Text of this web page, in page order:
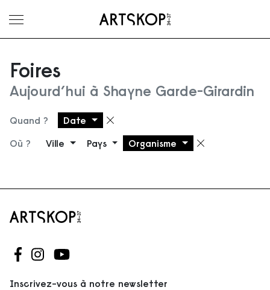
Ouvrir le menu
Foires
Aujourd’hui à Shayne Garde-Girardin
Quand ? Date Supprimer le filtre
Où ? Ville Pays Organisme
Suivez-nous sur Facebook
Suivez-nous sur Instagram
Suivez-nous sur Youtube
Inscrivez-vous à notre newsletter